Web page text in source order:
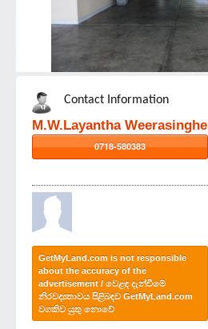
Contact Information
M.W.Layantha Weerasinghe
0718-580383
GetMyLand.com is not responsible
about the accuracy of the
advertisement / වෙළඳ දැන්වීමේ
නිරවද්‍යතාවය පිළිබඳව GetMyLand.com
වගකිව යුතු නොවේ